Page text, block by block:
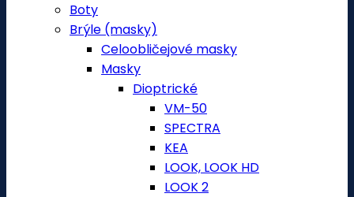
Boty
Brýle (masky)
Celoobličejové masky
Masky
Dioptrické
VM-50
SPECTRA
KEA
LOOK, LOOK HD
LOOK 2